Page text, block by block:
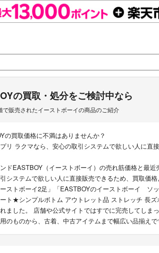
の買取・処分をご検討中なら
で販売されたイーストボーイの商品のご紹介
の買取価格に不満はありませんか？
リ ラクマなら、安心の取引システムで欲しい人に
ドEASTBOY（イーストボーイ）の売れ筋価格と最近
システムで欲しい人に直接販売できるため、買取価
ーストボーイ2足」「EASTBOYのイーストボーイ
ト★シンプルボトム アウトレット品 ストレッチ 長
ました。 店舗や公式サイトではすでに完売してしま
のものから、古着、中古アイテムまで幅広い品揃えで